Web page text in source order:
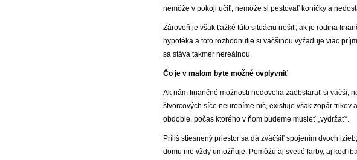
nemôže v pokoji učiť, nemôže si pestovať koníčky a
Zároveň je však ťažké túto situáciu riešiť; ak je rodina
hypotéka a toto rozhodnutie si väčšinou vyžaduje viac
sa stáva takmer nereálnou.
Čo je v malom byte možné ovplyvniť
Ak nám finančné možnosti nedovolia zaobstarať si väčší,
štvorcových síce neurobíme nič, existuje však zopár
obdobie, počas ktorého v ňom budeme musieť „vydržať“.
Príliš stiesnený priestor sa dá zväčšiť spojením dvoch
domu nie vždy umožňuje. Pomôžu aj svetlé farby, aj keď